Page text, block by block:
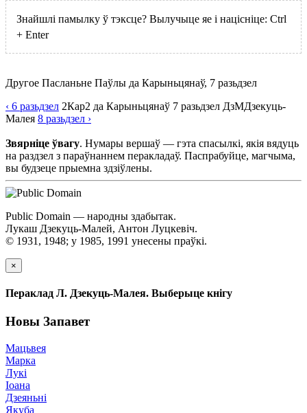
Знайшлі памылку ў тэксце? Вылучыце яе і націсніце: Ctrl
+ Enter
Другое Пасланьне Паўлы да Карыньцянаў, 7 разьдзел
‹ 6 разьдзел 2Кар2 да Карыньцянаў 7 разьдзел ДзМДзекуць-
Малея 8 разьдзел ›
Звярніце ўвагу. Нумары вершаў — гэта спасылкі, якія вядуць
на раздзел з параўнаннем перакладаў. Паспрабуйце, магчыма,
вы будзеце прыемна здзіўлены.
Public Domain — народны здабытак.
Лукаш Дзекуць-Малей, Антон Луцкевіч.
© 1931, 1948; у 1985, 1991 унесены праўкі.
×
Пераклад Л. Дзекуць-Малея. Выберыце кнігу
Новы Запавет
Мацьвея
Марка
Лукі
Іоана
Дзеяньні
Якуба